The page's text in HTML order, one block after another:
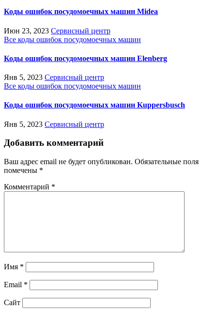
Коды ошибок посудомоечных машин Midea
Июн 23, 2023 Сервисный центр
Все коды ошибок посудомоечных машин
Коды ошибок посудомоечных машин Elenberg
Янв 5, 2023 Сервисный центр
Все коды ошибок посудомоечных машин
Коды ошибок посудомоечных машин Kuppersbusch
Янв 5, 2023 Сервисный центр
Добавить комментарий
Ваш адрес email не будет опубликован. Обязательные поля
помечены *
Комментарий *
Имя *
Email *
Сайт